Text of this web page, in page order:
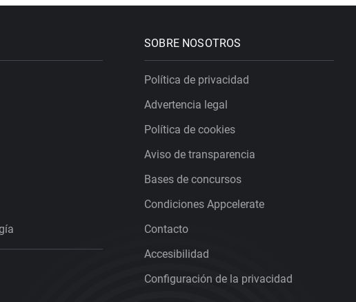
SOBRE NOSOTROS
Política de privacidad
Advertencia legal
Política de cookies
Aviso de transparencia
Bases de concursos
Condiciones Appcelerate
Contacto
Accesibilidad
Configuración de la privacidad